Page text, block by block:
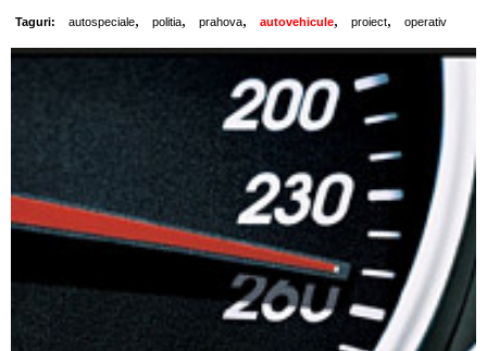
Taguri: autospeciale, politia, prahova, autovehicule, proiect, operativ